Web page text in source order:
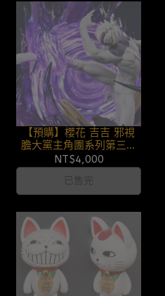
【預購】櫻花 吉吉 邪視
膽大黨主角團系列第三彈
251216
NT$4,000
已售完